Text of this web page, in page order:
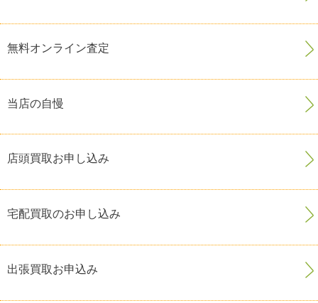
無料オンライン査定
当店の自慢
店頭買取お申し込み
宅配買取のお申し込み
出張買取お申込み